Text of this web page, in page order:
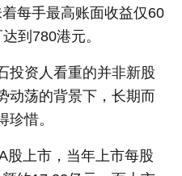
每手最高账面收益仅60
到780港元。
投资人看重的并非新股
动荡的背景下，长期而
惜。
股上市，当年上市每股